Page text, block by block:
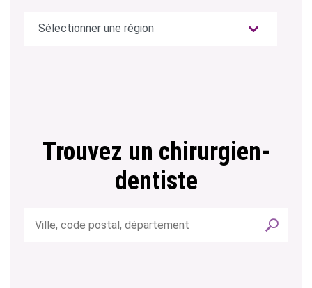
Trouvez un chirurgien-
dentiste